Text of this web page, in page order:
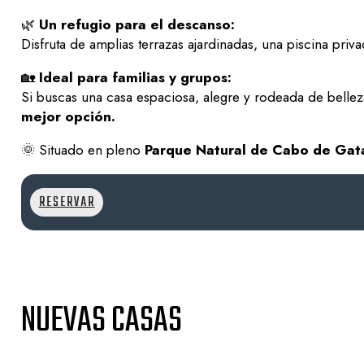
🌿 Un refugio para el descanso:
Disfruta de amplias terrazas ajardinadas, una piscina
🏡 Ideal para familias y grupos:
Si buscas una casa espaciosa, alegre y rodeada de
mejor opción.
🌞 Situado en pleno Parque Natural de Cabo de
RESERVAR
NUEVAS CASAS